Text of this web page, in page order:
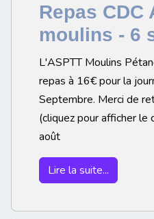
Repas CDC
moulins - 6
L'ASPTT Moulins
repas à 16€ pour la
Septembre. Merci de
(cliquez pour afficher le
août
Lire la suite...